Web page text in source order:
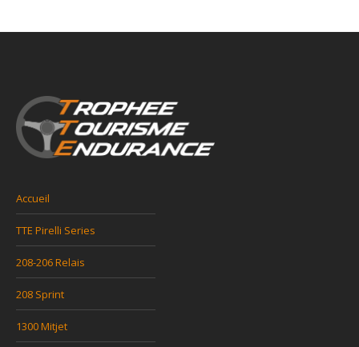
Accueil
TTE Pirelli Series
208-206 Relais
208 Sprint
1300 Mitjet